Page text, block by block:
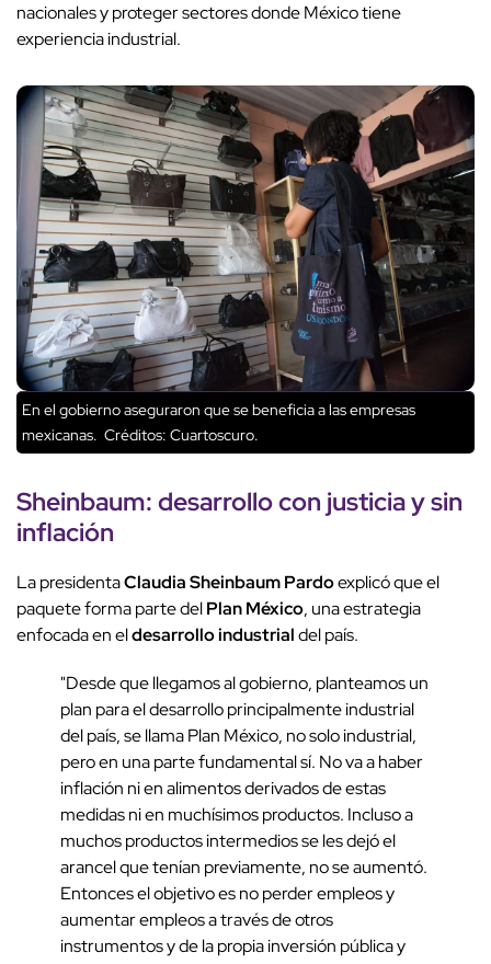
nacionales y proteger sectores donde México tiene
experiencia industrial.
En el gobierno aseguraron que se beneficia a las empresas
mexicanas. Créditos: Cuartoscuro.
Sheinbaum: desarrollo con justicia y sin
inflación
La presidentaClaudia Sheinbaum Pardoexplicó que el
paquete forma parte delPlan México, una estrategia
enfocada en eldesarrollo industrialdel país.
"Desde que llegamos al gobierno, planteamos un
plan para el desarrollo principalmente industrial
del país, se llama Plan México, no solo industrial,
pero en una parte fundamental sí. No va a haber
inflación ni en alimentos derivados de estas
medidas ni en muchísimos productos. Incluso a
muchos productos intermedios se les dejó el
arancel que tenían previamente, no se aumentó.
Entonces el objetivo es no perder empleos y
aumentar empleos a través de otros
instrumentos y de la propia inversión pública y